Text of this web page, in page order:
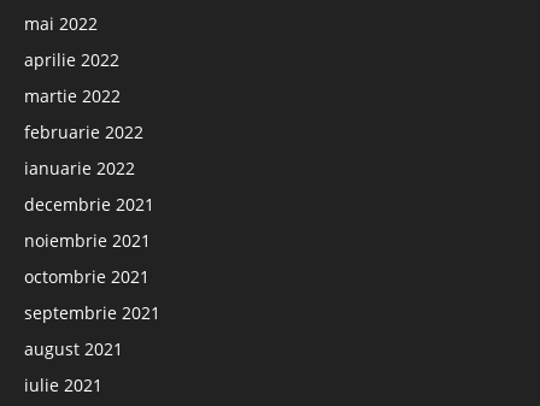
mai 2022
aprilie 2022
martie 2022
februarie 2022
ianuarie 2022
decembrie 2021
noiembrie 2021
octombrie 2021
septembrie 2021
august 2021
iulie 2021